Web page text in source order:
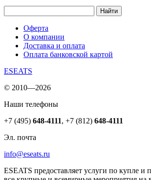
Найти
Оферта
О компании
Доставка и оплата
Оплата банковской картой
ESEATS
© 2010—2026
Наши телефоны
+7 (495) 648-4111, +7 (812) 648-4111
Эл. почта
info@eseats.ru
ESEATS предоставляет услуги по купле и